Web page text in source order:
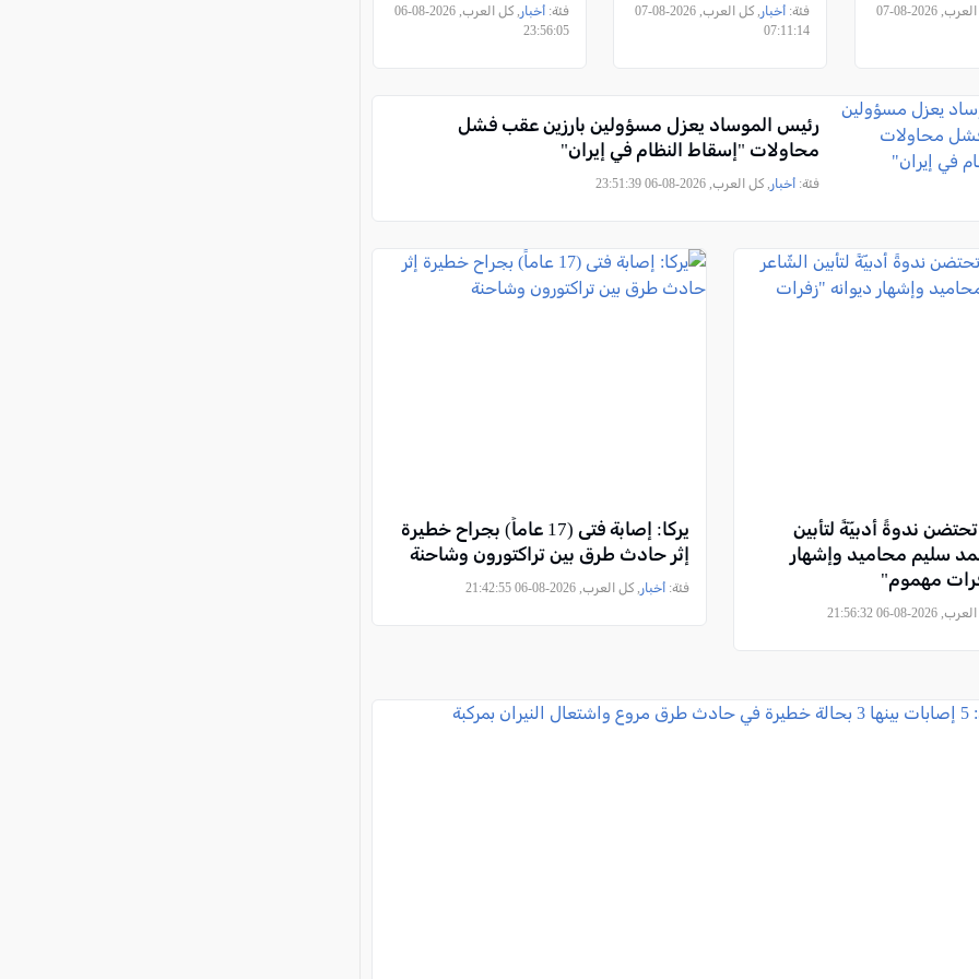
من شاطئ
, كل العرب, 2026-08-07
فئة: أخبار
, كل العرب, 2026-08-07
07:11:14
فئة:أخبار
, كل العرب, 2026-08-06
23:56:05
رئيس الموساد يعزل مسؤولين بارزين عقب فشل
محاولات "إسقاط النظام في إيران"
فئة: أخبار , كل العرب, 2026-08-06 23:51:39
ندوةً أدبيّةً لتأبين
سليم محاميد وإشهار
مهموم"
08-06 21:56:32
يركا: إصابة فتى (17 عاماً) بجراح خطيرة
إثر حادث طرق بين تراكتورون وشاحنة
فئة: أخبار , كل العرب, 2026-08-06 21:42:55